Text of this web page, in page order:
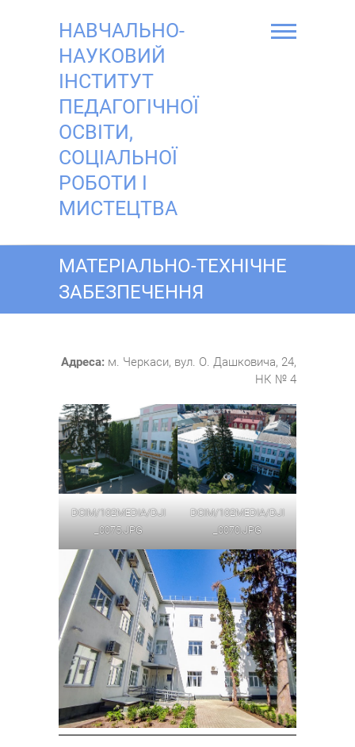
НАВЧАЛЬНО-
НАУКОВИЙ
ІНСТИТУТ
ПЕДАГОГІЧНОЇ
ОСВІТИ,
СОЦІАЛЬНОЇ
РОБОТИ І
МИСТЕЦТВА
МАТЕРІАЛЬНО-ТЕХНІЧНЕ
ЗАБЕЗПЕЧЕННЯ
Адреса: м. Черкаси, вул. О. Дашковича, 24,
НК № 4
DCIM/102MEDIA/DJI
_0075.JPG
DCIM/102MEDIA/DJI
_0070.JPG